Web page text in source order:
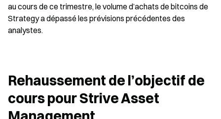
au cours de ce trimestre, le volume d’achats de bitcoins de
Strategy a dépassé les prévisions précédentes des
analystes.
Rehaussement de l’objectif de
cours pour Strive Asset